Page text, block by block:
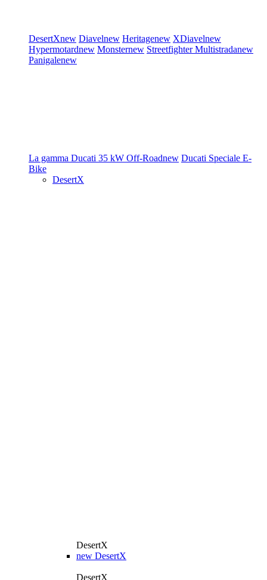
DesertXnew Diavelnew Heritagenew XDiavelnew
Hypermotardnew Monsternew StreetfighterMultistradanew
Panigalenew
La gamma Ducati 35 kW Off-Roadnew Ducati Speciale E-
Bike
DesertX
DesertX
new DesertX
DesertX